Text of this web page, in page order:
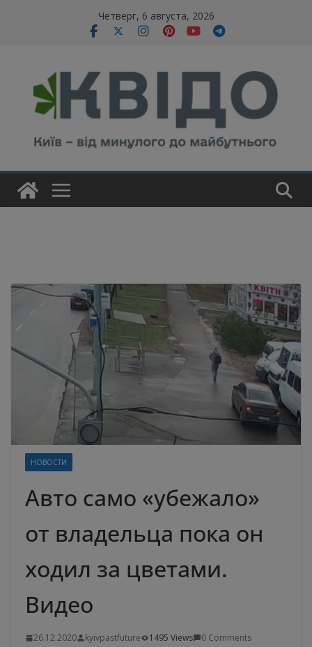
Четверг, 6 августа, 2026
НОВОСТИ
Авто само «убежало»
от владельца пока он
ходил за цветами.
Видео
26.12.2020 kyivpastfuture 1495 Views 0 Comments
modal-check